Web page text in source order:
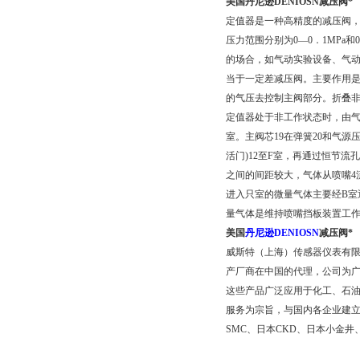
定值器是一种高精度的减压阀
压力范围分别为0—0．1MPa和
的场合，如气动实验设备、气
当于一定差减压阀。主要作用
的气压去控制主阀部分。折叠
定值器处于非工作状态时，由
室。主阀芯19在弹簧20和气源
活门)12至F室，再通过恒节流
之间的间距较大，气体从喷嘴
进入只室的微量气体主要经B
量气体是维持喷嘴挡板装置工
美国丹尼逊DENIOSN减压阀*
威斯特（上海）传感器仪表有
产厂商在中国的代理，公司为
这些产品广泛应用于化工、石
服务为宗旨，与国内各企业建
SMC、日本CKD、日本小金井